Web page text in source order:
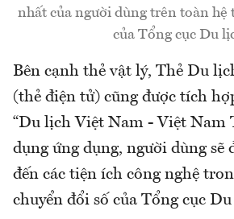
nhất của người dùng trên toàn hệ
của Tổng cục Du
Bên cạnh thẻ vật lý, Thẻ Du
(thẻ điện tử) cũng được tích
“Du lịch Việt Nam - Việt Nam
dụng ứng dụng, người dùng sẽ
đến các tiện ích công nghệ
chuyển đổi số của Tổng cục